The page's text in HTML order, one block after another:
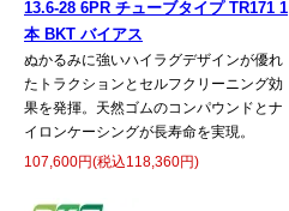
13.6-28 6PR チューブタイプ TR171 1
本 BKT バイアス
ぬかるみに強いハイラグデザインが優れ
たトラクションとセルフクリーニング効
果を発揮。天然ゴムのコンパウンドとナ
イロンケーシングが長寿命を実現。
107,600円(税込118,360円)